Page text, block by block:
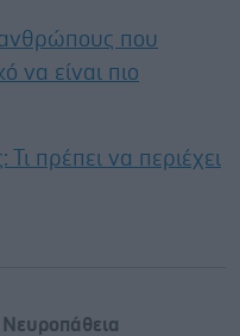
που
να είναι πιο
πρέπει να περιέχει
Νευροπάθεια